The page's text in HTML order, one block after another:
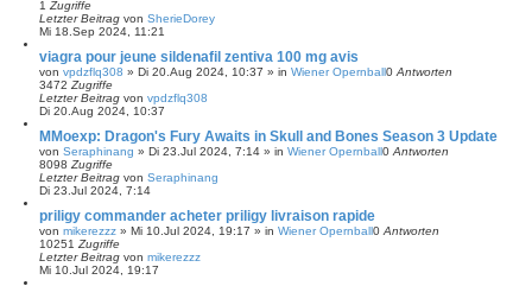
1 Zugriffe
Letzter Beitrag von SherieDorey
Mi 18.Sep 2024, 11:21
viagra pour jeune sildenafil zentiva 100 mg avis
von vpdzflq308 » Di 20.Aug 2024, 10:37 » in Wiener Opernball0 Antworten
3472 Zugriffe
Letzter Beitrag von vpdzflq308
Di 20.Aug 2024, 10:37
MMoexp: Dragon's Fury Awaits in Skull and Bones Season 3 Update
von Seraphinang » Di 23.Jul 2024, 7:14 » in Wiener Opernball0 Antworten
8098 Zugriffe
Letzter Beitrag von Seraphinang
Di 23.Jul 2024, 7:14
priligy commander acheter priligy livraison rapide
von mikerezzz » Mi 10.Jul 2024, 19:17 » in Wiener Opernball0 Antworten
10251 Zugriffe
Letzter Beitrag von mikerezzz
Mi 10.Jul 2024, 19:17